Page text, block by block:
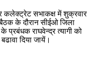
कलेक्ट्रेट सभाकक्ष में शुक्रवार
के दौरान सीईओ जिला
प्रबंधक राघवेन्द्र त्यागी को
दिया जायें।